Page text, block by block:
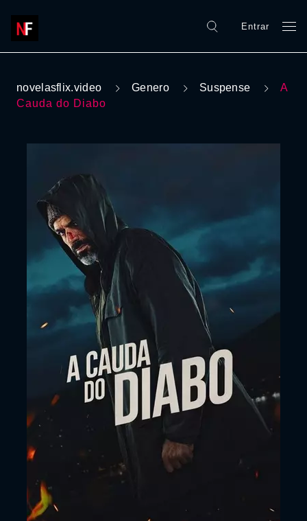
Entrar
novelasflix.video Genero Suspense
A
Cauda do Diabo